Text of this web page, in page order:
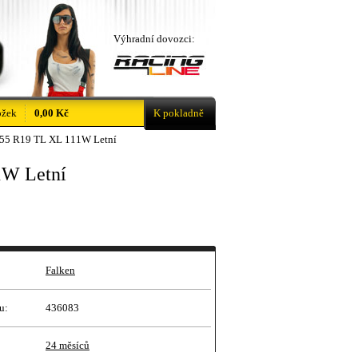
R19 TL XL 111W Letní
Letní
Falken
436083
24 měsíců
Výhradní dovozci:
0,00 Kč K pokladně